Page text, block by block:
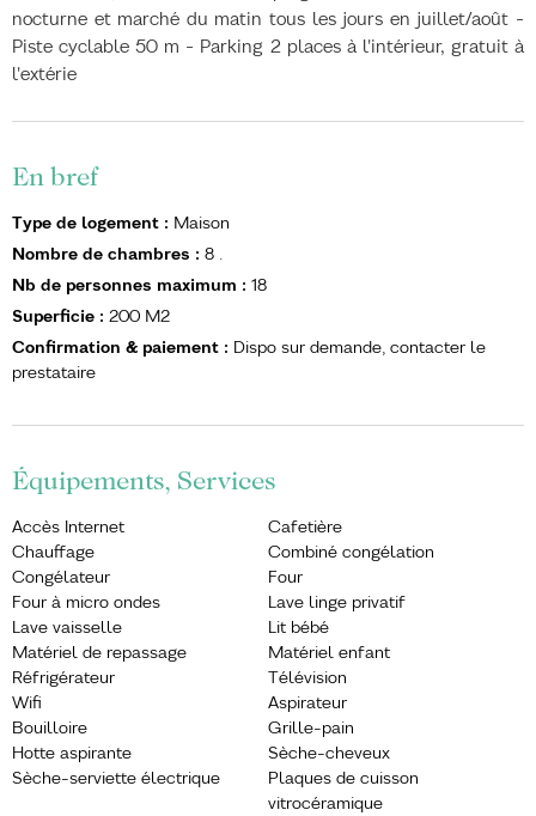
nocturne et marché du matin tous les jours en juillet/août -
Piste cyclable 50 m - Parking 2 places à l'intérieur, gratuit à
l'extérie
En bref
Type de logement : Maison
Nombre de chambres : 8 .
Nb de personnes maximum : 18
Superficie : 200 M2
Confirmation & paiement : Dispo sur demande, contacter le
prestataire
Équipements, Services
Accès Internet
Cafetière
Chauffage
Combiné congélation
Congélateur
Four
Four à micro ondes
Lave linge privatif
Lave vaisselle
Lit bébé
Matériel de repassage
Matériel enfant
Réfrigérateur
Télévision
Wifi
Aspirateur
Bouilloire
Grille-pain
Hotte aspirante
Sèche-cheveux
Sèche-serviette électrique
Plaques de cuisson
vitrocéramique